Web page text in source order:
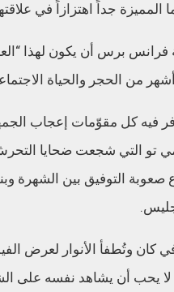
المميزة جداً اهتزازاً في
فرانس برس أن يكون لهذا
من الحجر والحياة
فيه كل مقوّمات إعجاب
التي شجعت ضحايا
التوفيق بين الشهرة
كان وتُطفأ الأنوار لعرض
لا يحب أن يشاهد نفسه على